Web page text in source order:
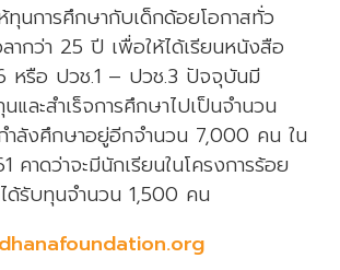
นการศึกษากับเด็กด้อยโอกาสทั่ว
ลากว่า 25 ปี เพื่อให้ได้เรียนหนังสือ
หรือ ปวช.1 – ปวช.3 ปัจจุบันมี
และสำเร็จการศึกษาไปเป็นจำนวน
ลังศึกษาอยู่อีกจำนวน 7,000 คน ใน
คาดว่าจะมีนักเรียนในโครงการร้อย
ด้รับทุนจำนวน 1,500 คน